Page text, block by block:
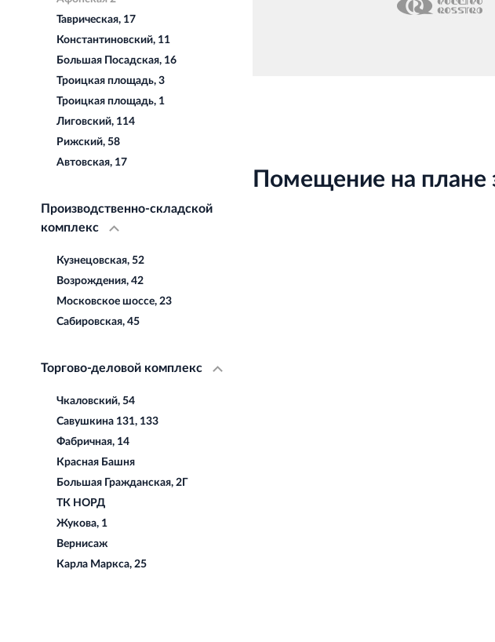
Таврическая, 17
Константиновский, 11
Большая Посадская, 16
Троицкая площадь, 3
Троицкая площадь, 1
Лиговский, 114
Рижский, 58
Автовская, 17
Производственно-складской
комплекс
Кузнецовская, 52
Возрождения, 42
Московское шоссе, 23
Сабировская, 45
Торгово-деловой комплекс
Чкаловский, 54
Савушкина 131, 133
Фабричная, 14
Красная Башня
Большая Гражданская, 2Г
ТК НОРД
Жукова, 1
Вернисаж
Карла Маркса, 25
Помещение на плане